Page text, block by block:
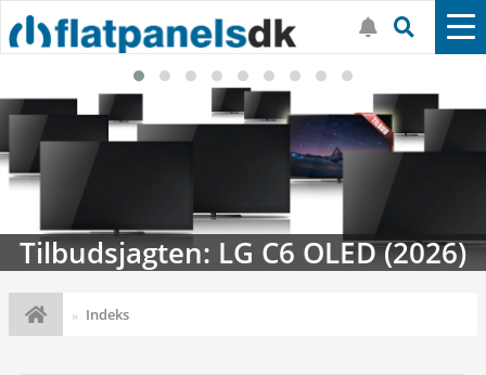
Tilbudsjagten: LG C6 OLED (2026)
Indeks